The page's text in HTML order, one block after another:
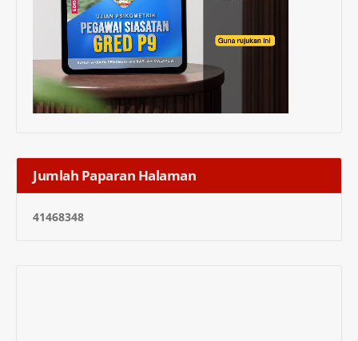
Jumlah Paparan Halaman
41468348